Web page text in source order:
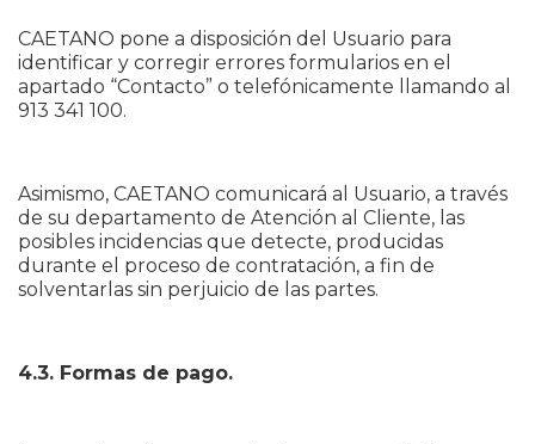
CAETANO pone a disposición del Usuario para
identificar y corregir errores formularios en el
apartado “Contacto” o telefónicamente llamando al
913 341 100.
Asimismo, CAETANO comunicará al Usuario, a través
de su departamento de Atención al Cliente, las
posibles incidencias que detecte, producidas
durante el proceso de contratación, a fin de
solventarlas sin perjuicio de las partes.
4.3. Formas de pago.